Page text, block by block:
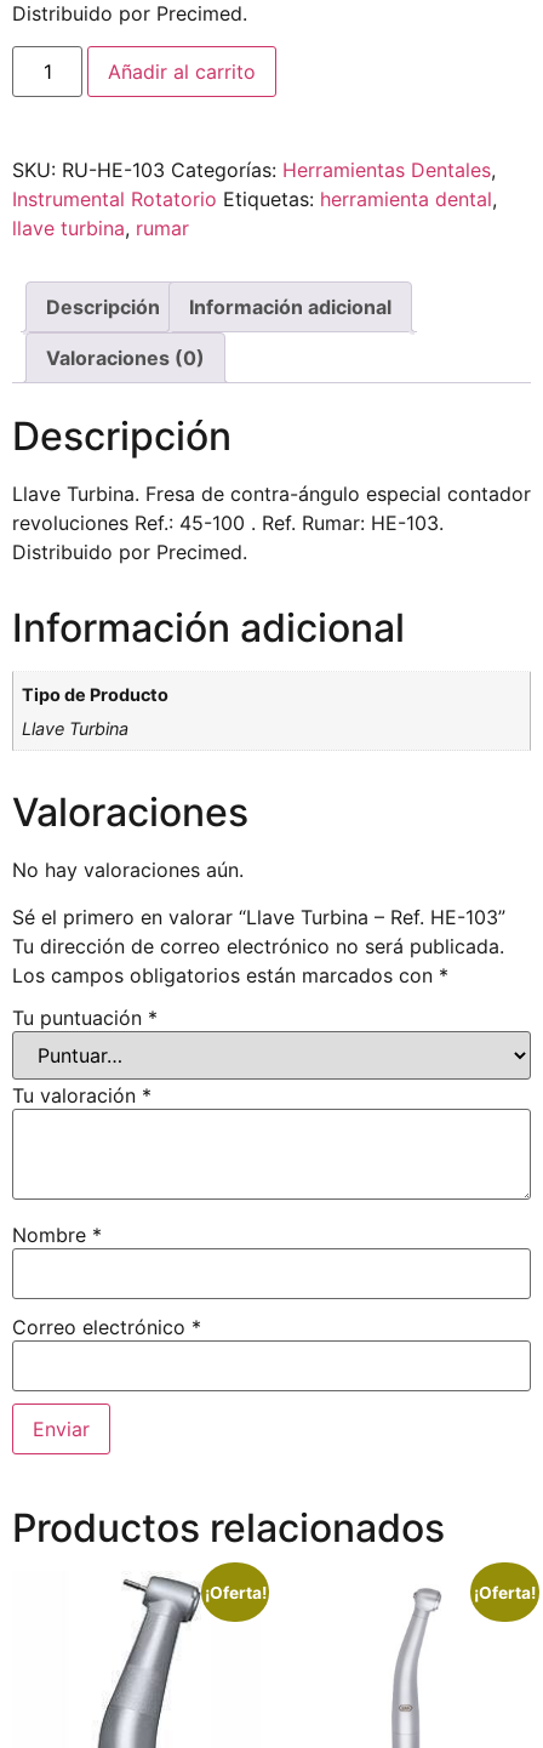
Distribuido por Precimed.
Añadir al carrito
SKU: RU-HE-103 Categorías: Herramientas Dentales,
Instrumental Rotatorio Etiquetas: herramienta dental,
llave turbina, rumar
Descripción Información adicional
Valoraciones (0)
Descripción
Llave Turbina. Fresa de contra-ángulo especial contador
revoluciones Ref.: 45-100 . Ref. Rumar: HE-103.
Distribuido por Precimed.
Información adicional
Tipo de Producto
Llave Turbina
Valoraciones
No hay valoraciones aún.
Sé el primero en valorar “Llave Turbina – Ref. HE-103”
Tu dirección de correo electrónico no será publicada.
Los campos obligatorios están marcados con *
Tu puntuación *
Tu valoración *
Nombre *
Correo electrónico *
Productos relacionados
¡Oferta! ¡Oferta!